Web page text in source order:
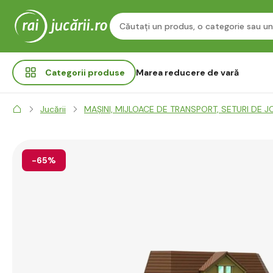
Categorii produse Marea reducere de vară
Jucării MAȘINI, MIJLOACE DE TRANSPORT, SETURI DE
-65%